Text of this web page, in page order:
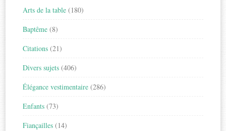
Arts de la table (180)
Baptême (8)
Citations (21)
Divers sujets (406)
Élégance vestimentaire (286)
Enfants (73)
Fiançailles (14)